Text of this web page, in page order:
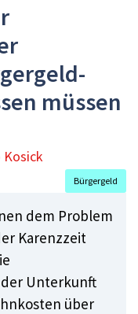
müssen
Kosick
Bürgergeld
dem Problem
Karenzzeit
Unterkunft
über